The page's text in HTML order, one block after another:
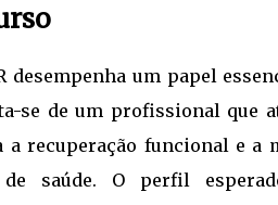
desempenha um papel
se de um profissional que
recuperação funcional e a
saúde. O perfil